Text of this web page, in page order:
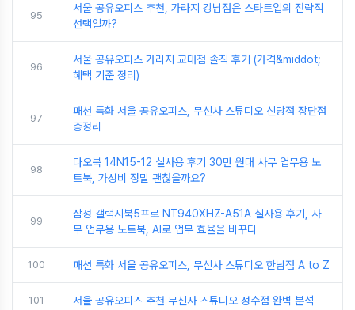
95
서울 공유오피스 추천, 가라지 강남점은 스타트업의 전략적
선택일까?
96
서울 공유오피스 가라지 교대점 솔직 후기 (가격&middot;
혜택 기준 정리)
97
패션 특화 서울 공유오피스, 무신사 스튜디오 신당점 장단점
총정리
98
다오북 14N15-12 실사용 후기 30만 원대 사무 업무용 노
트북, 가성비 정말 괜찮을까요?
99
삼성 갤럭시북5프로 NT940XHZ-A51A 실사용 후기, 사
무 업무용 노트북, AI로 업무 효율을 바꾸다
100 패션 특화 서울 공유오피스, 무신사 스튜디오 한남점 A to Z
101 서울 공유오피스 추천 무신사 스튜디오 성수점 완벽 분석